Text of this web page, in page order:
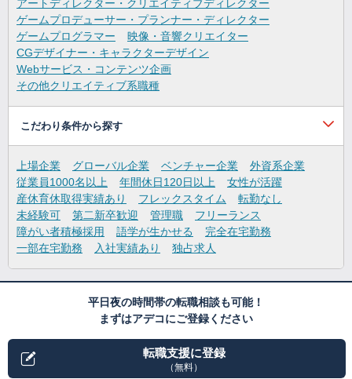
アートディレクター・クリエイティブディレクター
ゲームプロデューサー・プランナー・ディレクター
ゲームプログラマー
映像・音響クリエイター
CGデザイナー・キャラクターデザイン
Webサービス・コンテンツ企画
その他クリエイティブ系職種
こだわり条件から探す
上場企業 グローバル企業 ベンチャー企業
外資系企業
従業員1000名以上
年間休日120日以上
女性が活躍
産休育休取得実績あり
フレックスタイム
転勤なし
未経験可
第二新卒歓迎 管理職
フリーランス
障がい者積極採用
語学が生かせる
完全在宅勤務
一部在宅勤務
入社実績あり 独占求人
平日夜の時間帯の転職相談も可能！
まずはアデコにご登録ください
転職支援に登録
（無料）